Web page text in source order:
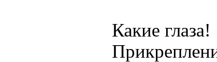
Какие глаза!